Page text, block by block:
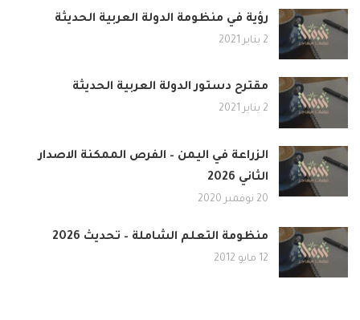
رؤية في منظومة الدولة العربية الحديثة
2 يناير 2021
مقترح دستور الدولة العربية الحديثة
2 يناير 2021
الزراعة في اليمن – الفرص الممكنة الاصدار
الثاني 2026
20 نوفمبر 2020
منظومة التعلم الشاملة – تحديث 2026
12 مايو 2012